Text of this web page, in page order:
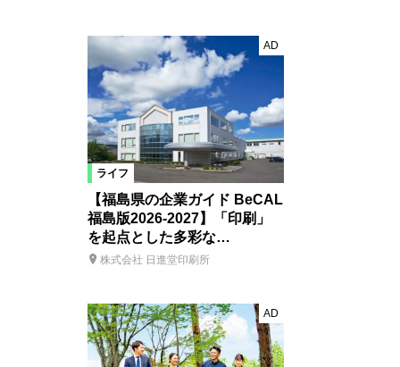
ライフ
AD
【福島県の企業ガイド BeCAL
福島版2026-2027】「印刷」
を起点とした多彩な…
株式会社 日進堂印刷所
AD